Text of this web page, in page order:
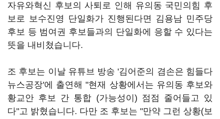
자유와혁신 후보의 사퇴로 인해 유의동 국민의힘 후
보로 보수진영 단일화가 진행된다면 김용남 민주당
후보 등 범여권 후보들과의 단일화에 응할 수 있다는
뜻을 내비쳤습니다.
조 후보는 이날 유튜브 방송 '김어준의 겸손은 힘들다
뉴스공장'에 출연해 "현재 상황에서는 유의동 후보와
황교안 후보 간 통합 (가능성이) 점점 줄어들고 있
다"고 밝혔습니다. 다만 조 후보는 "만약 그런 상황(보